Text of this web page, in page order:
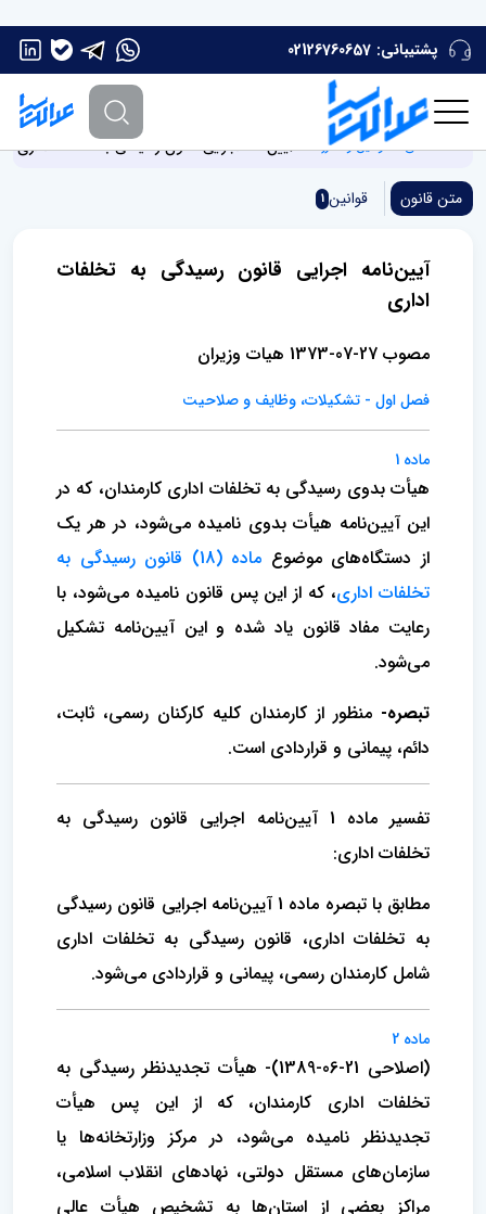
پشتیبانی: 02126760657
صفحه اصلی قوانین و مقررات آیین‌نامه اجرایی قانون رسیدگی به تخلفات اداری
متن قانون قوانین 1
آیین‌نامه اجرایی قانون رسیدگی به تخلفات
اداری
مصوب 27-07-1373 هیات وزیران
فصل اول - تشکیلات، وظایف و صلاحیت
ماده 1
هیأت بدوی رسیدگی به تخلفات اداری کارمندان، که در
این آیین‌نامه هیأت بدوی نامیده می‌شود، در هر یک
از دستگاه‌های موضوع
ماده (18) قانون رسیدگی به
تخلفات اداری، که از این پس قانون نامیده می‌شود، با
رعایت مفاد قانون یاد شده و این آیین‌نامه تشکیل
می‌شود.
تبصره- منظور از کارمندان کلیه کارکنان رسمی، ثابت،
دائم، پیمانی و قراردادی است.
تفسیر ماده 1 آیین‌نامه اجرایی قانون رسیدگی به
تخلفات اداری:
مطابق با تبصره ماده 1 آیین‌نامه اجرایی قانون رسیدگی
به تخلفات اداری، قانون رسیدگی به تخلفات اداری
شامل کارمندان رسمی، پیمانی و قراردادی می‌شود.
ماده 2
(اصلاحی 21-06-1389)- هیأت تجدیدنظر رسیدگی به
تخلفات اداری کارمندان، که از این پس هیأت
تجدیدنظر نامیده می‌شود، در مرکز وزارتخانه‌ها یا
سازمان‌های مستقل دولتی، نهادهای انقلاب اسلامی،
مراکز بعضی از استان‌ها به تشخیص هیأت عالی